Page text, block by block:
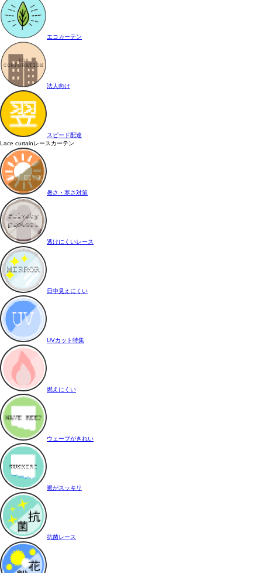
エコカーテン
法人向け
スピード配達
Lace curtainレースカーテン
暑さ・寒さ対策
透けにくいレース
日中見えにくい
UVカット特集
燃えにくい
ウェーブがきれい
裾がスッキリ
抗菌レース